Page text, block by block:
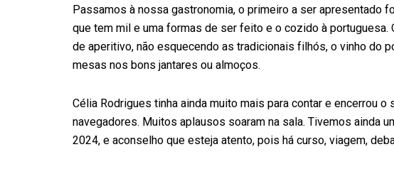
Passamos à nossa gastronomia, o primeiro a ser apresentado
que tem mil e uma formas de ser feito e o cozido à
de aperitivo, não esquecendo as tradicionais filhós, o vinho do
mesas nos bons jantares ou almoços.
Célia Rodrigues tinha ainda muito mais para contar e encerrou
navegadores. Muitos aplausos soaram na sala. Tivemos ainda
2024, e aconselho que esteja atento, pois há curso, viagem,